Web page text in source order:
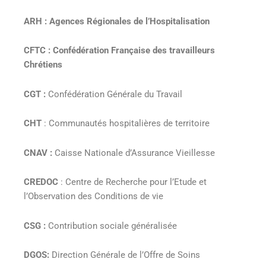
ARH : Agences Régionales de l’Hospitalisation
CFTC : Confédération Française des travailleurs
Chrétiens
CGT : Confédération Générale du Travail
CHT : Communautés hospitalières de territoire
CNAV : Caisse Nationale d’Assurance Vieillesse
CREDOC : Centre de Recherche pour l’Etude et
l’Observation des Conditions de vie
CSG : Contribution sociale généralisée
DGOS: Direction Générale de l’Offre de Soins